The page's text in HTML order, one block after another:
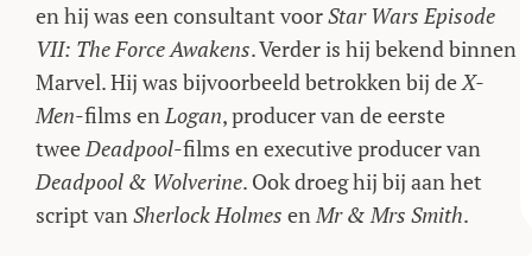
en hij was een consultant voorStar Wars Episode
VII: The Force Awakens. Verder is hij bekend binnen
Marvel. Hij was bijvoorbeeld betrokken bij deX-
Men-films enLogan, producer van de eerste
tweeDeadpool-films en executive producer van
Deadpool & Wolverine. Ook droeg hij bij aan het
script vanSherlock Holmes enMr & Mrs Smith.